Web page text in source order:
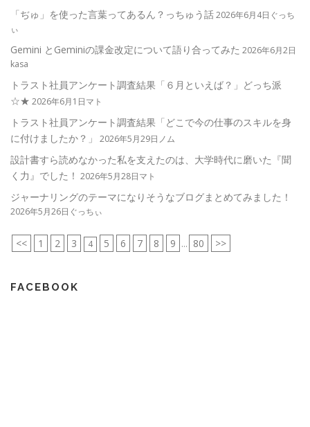
「ぢゅ」を使った言葉ってあるん？っちゅう話2026年6月4日ぐっち
ぃ
Gemini とGeminiの課金改定について語り合ってみた 2026年6月2日
kasa
トラスト社員アンケート調査結果「６月といえば？」どっち派
☆★ 2026年6月1日マト
トラスト社員アンケート調査結果「どこで今の仕事のスキルを身
に付けましたか？」
2026年5月29日ノム
設計書すら読めなかった私を支えたのは、大学時代に磨いた『聞
く力』でした！ 2026年5月28日マト
ジャーナリングのテーマになりそうなブログまとめてみました！
2026年5月26日ぐっちぃ
<< 1 2 3 4 5 6 7 8 9 ... 80 >>
FACEBOOK